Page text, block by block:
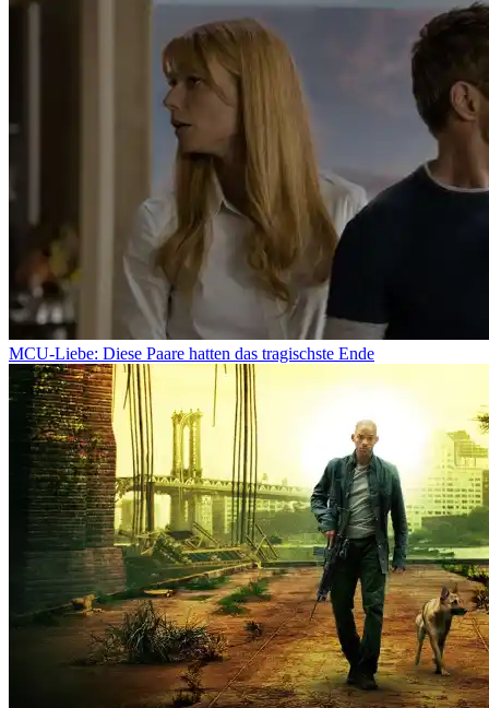
MCU-Liebe: Diese Paare hatten das tragischste Ende